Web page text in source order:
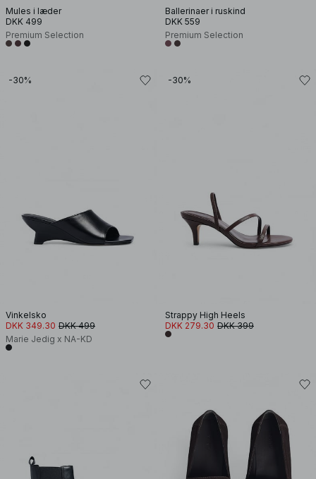
Mules i læder
DKK 499
Premium Selection
Ballerinaer i ruskind
DKK 559
Premium Selection
-30%
Vinkelsko
DKK 349.30 DKK 499
Marie Jedig x NA-KD
-30%
Strappy High Heels
DKK 279.30 DKK 399